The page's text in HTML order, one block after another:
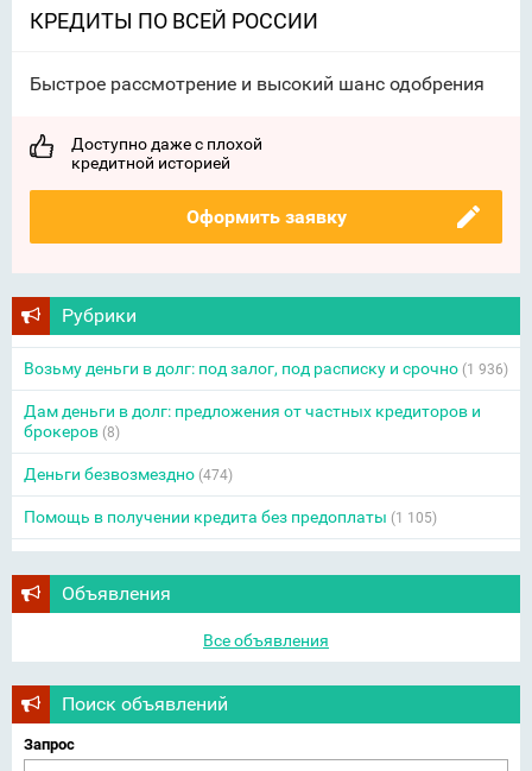
КРЕДИТЫ ПО ВСЕЙ РОССИИ
Быстрое рассмотрение и высокий шанс одобрения
Доступно даже с плохой
кредитной историей
Оформить заявку
Рубрики
Возьму деньги в долг: под залог, под расписку и срочно (1 936)
Дам деньги в долг: предложения от частных кредиторов и
брокеров (8)
Деньги безвозмездно (474)
Помощь в получении кредита без предоплаты (1 105)
Объявления
Все объявления
Поиск объявлений
Запрос